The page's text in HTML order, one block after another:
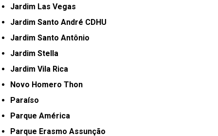
Jardim Las Vegas
Jardim Santo André CDHU
Jardim Santo Antônio
Jardim Stella
Jardim Vila Rica
Novo Homero Thon
Paraíso
Parque América
Parque Erasmo Assunção